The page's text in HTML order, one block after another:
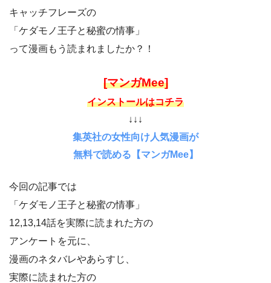
キャッチフレーズの
「ケダモノ王子と秘蜜の情事」
って漫画もう読まれましたか？！
[マンガMee]
インストールはコチラ
↓↓↓
集英社の女性向け人気漫画が
無料で読める【マンガMee】
今回の記事では
「ケダモノ王子と秘蜜の情事」
12,13,14話を実際に読まれた方の
アンケートを元に、
漫画のネタバレやあらすじ、
実際に読まれた方の